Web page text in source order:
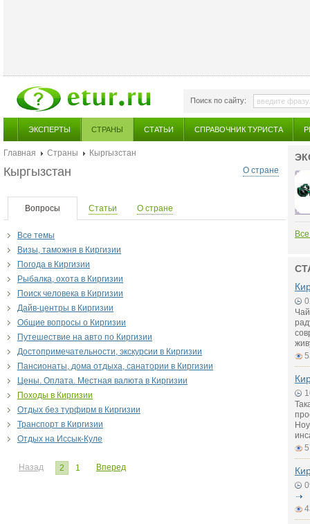
Поиск по сайту:
ЭКСПЕРТЫ СТРАНЫ СТАТЬИ СПРАВОЧНИК ТУРИСТА
Главная Страны
Кыргызстан
О стране
Кыргызстан
Вопросы Статьи О стране
Все темы
Визы, таможня в Киргизии
Погода в Киргизии
Рыбалка, охота в Киргизии
Поиск человека в Киргизии
Дайв-центры в Киргизии
Общие вопросы о Киргизии
Путешествие на авто по Киргизии
Достопримечательности, экскурсии в Киргизии
Пансионаты, дома отдыха, санатории в Киргизии
Цены. Оплата. Местная валюта в Киргизии
Походы в Киргизии
Отдых без турфирм в Киргизии
Транспорт в Киргизии
Отдых на Иссык-Куле
Назад 2 1 Вперед